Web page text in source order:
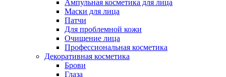
Ампульная косметика для лица
Маски для лица
Патчи
Для проблемной кожи
Очищение лица
Профессиональная косметика
Декоративная косметика
Брови
Глаза